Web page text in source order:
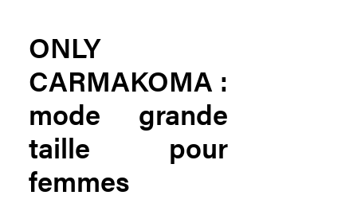
ONLY
CARMAKOMA :
mode grande
taille pour
femmes